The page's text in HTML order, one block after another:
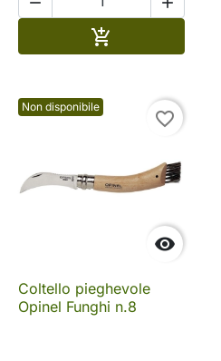

Non disponibile

favorite_border
Coltello pieghevole
Opinel Funghi n.8